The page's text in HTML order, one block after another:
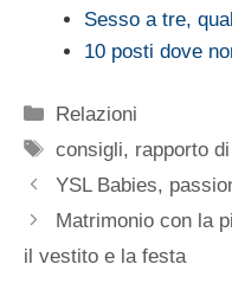
Sesso a tre,
10 posti dove
Categorie
Relazioni
Tag
consigli, rapporto
YSL Babies,
Matrimonio con la
il vestito e la festa